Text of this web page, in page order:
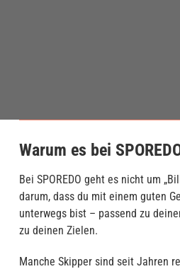
Warum es bei
Bei SPOREDO geht es nicht um
darum, dass du mit einem guten
unterwegs bist – passend zu
zu deinen Zielen.
Manche Skipper sind seit Jahren